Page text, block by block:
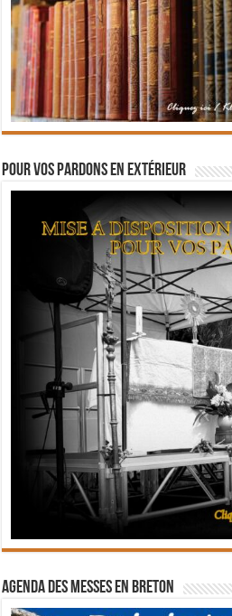
Pour vos pardons en extérieur
Agenda des messes en breton